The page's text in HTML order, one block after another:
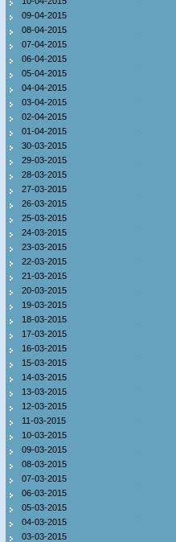
09-04-2015
08-04-2015
07-04-2015
06-04-2015
05-04-2015
04-04-2015
03-04-2015
02-04-2015
01-04-2015
30-03-2015
29-03-2015
28-03-2015
27-03-2015
26-03-2015
25-03-2015
24-03-2015
23-03-2015
22-03-2015
21-03-2015
20-03-2015
19-03-2015
18-03-2015
17-03-2015
16-03-2015
15-03-2015
14-03-2015
13-03-2015
12-03-2015
11-03-2015
10-03-2015
09-03-2015
08-03-2015
07-03-2015
06-03-2015
05-03-2015
04-03-2015
03-03-2015